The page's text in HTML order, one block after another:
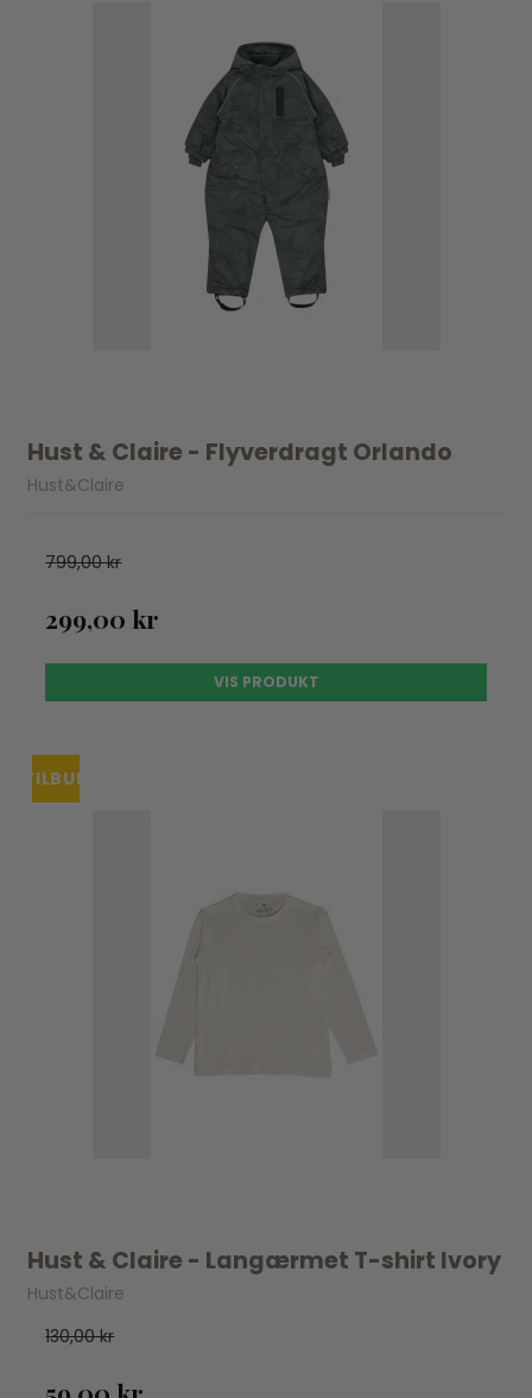
Hust & Claire - Flyverdragt Orlando
Hust&Claire
799,00 kr
299,00 kr
VIS PRODUKT
TILBUD
Hust & Claire - Langærmet T-shirt Ivory
Hust&Claire
130,00 kr